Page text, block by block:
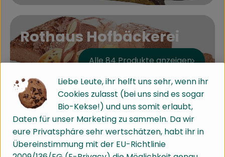
Kühltheke
Speisekammer
Bäckerei
Getränke
Drogerie
Biokiste
Rothaus Hofbäckerei
Alle 84 Produkte anzeigen
sonstiges Gebäck
Alle 11 Produkte anzeigen
Liebe Leute, ihr helft uns sehr, wenn ihr
Cookies zulasst (bei uns sind es sogar
Bio-Kekse!) und uns somit erlaubt,
Daten für unser Marketing zu sammeln. Da wir
eure Privatsphäre sehr wertschätzen, habt ihr in
Übereinstimmung mit der EU-Richtlinie